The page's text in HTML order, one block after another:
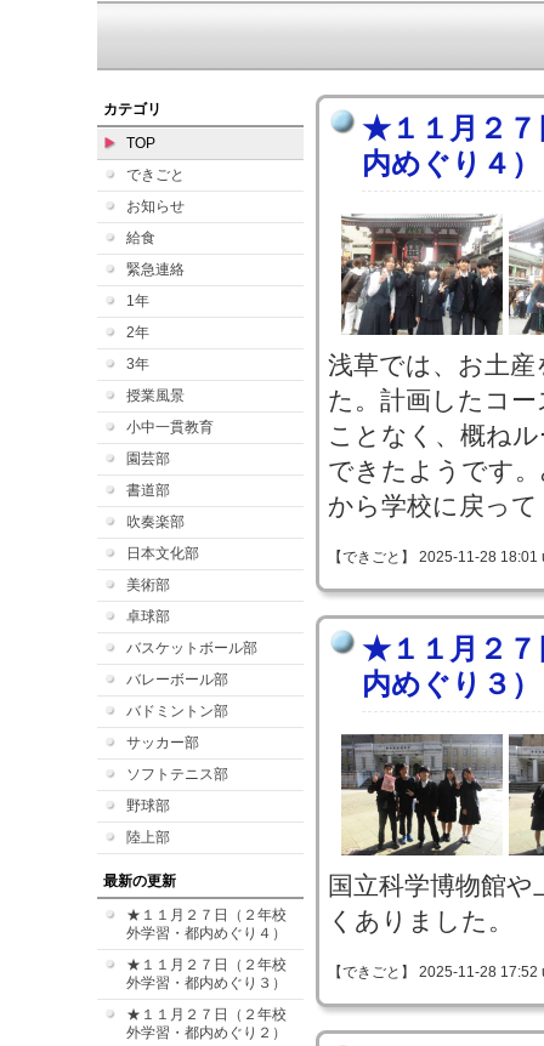
カテゴリ
TOP
できごと
お知らせ
給食
緊急連絡
1年
2年
3年
授業風景
小中一貫教育
園芸部
書道部
吹奏楽部
日本文化部
美術部
卓球部
バスケットボール部
バレーボール部
バドミントン部
サッカー部
ソフトテニス部
野球部
陸上部
最新の更新
★１１月２７日（２年校
外学習・都内めぐり４）
★１１月２７日（２年校
外学習・都内めぐり３）
★１１月２７日（２年校
外学習・都内めぐり２）
★１１月２７
内めぐり４）
浅草では、お土
た。計画したコ
ことなく、概ね
できたようです
から学校に戻っ
【できごと】 2025-11-28
★１１月２７
内めぐり３）
国立科学博物館
くありました。
【できごと】 2025-11-28